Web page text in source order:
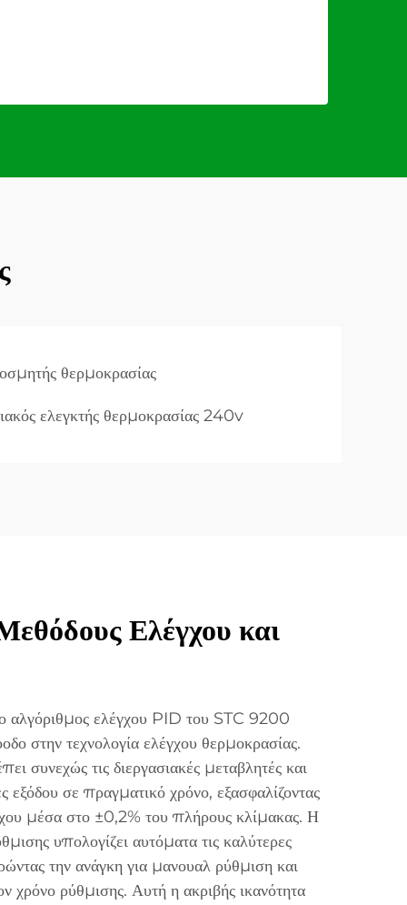
θερμοκρασίας
ελεγκτής θερμοκρασίας 240v
Ελέγχου και
αλγόριθμος ελέγχου PID του STC 9200
στην τεχνολογία ελέγχου θερμοκρασίας.
συνεχώς τις διεργασιακές μεταβλητές και
εξόδου σε πραγματικό χρόνο, εξασφαλίζοντας
μέσα στο ±0,2% του πλήρους κλίμακας. Η
υπολογίζει αυτόματα τις καλύτερες
την ανάγκη για μανουαλ ρύθμιση και
χρόνο ρύθμισης. Αυτή η ακριβής ικανότητα